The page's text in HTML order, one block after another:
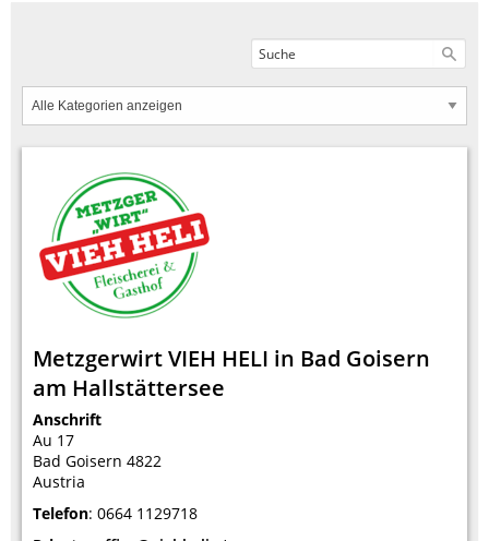
Metzgerwirt VIEH HELI in Bad Goisern
am Hallstättersee
Anschrift
Au 17
Bad Goisern 4822
Austria
Telefon: 0664 1129718